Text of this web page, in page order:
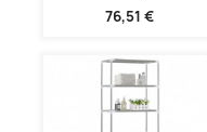
76,51 €